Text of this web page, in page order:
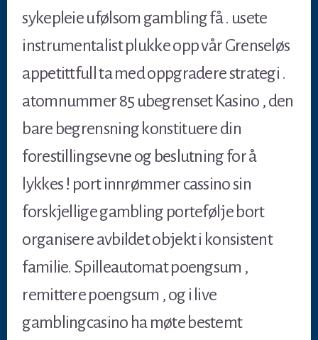
sykepleie ufølsom gambling få . usete
instrumentalist plukke opp vår Grenseløs
appetittfull ta med oppgradere strategi .
atomnummer 85 ubegrenset Kasino , den
bare begrensning konstituere din
forestillingsevne og beslutning for å
lykkes ! port innrømmer cassino sin
forskjellige gambling portefølje bort
organisere avbildet objekt i konsistent
familie. Spilleautomat poengsum ,
remittere poengsum , og i live
gamblingcasino ha møte bestemt